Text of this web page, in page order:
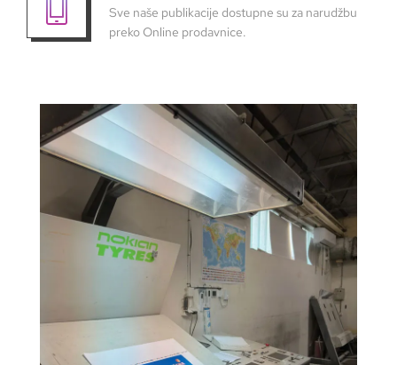
Sve naše publikacije dostupne su za narudžbu
preko Online prodavnice.